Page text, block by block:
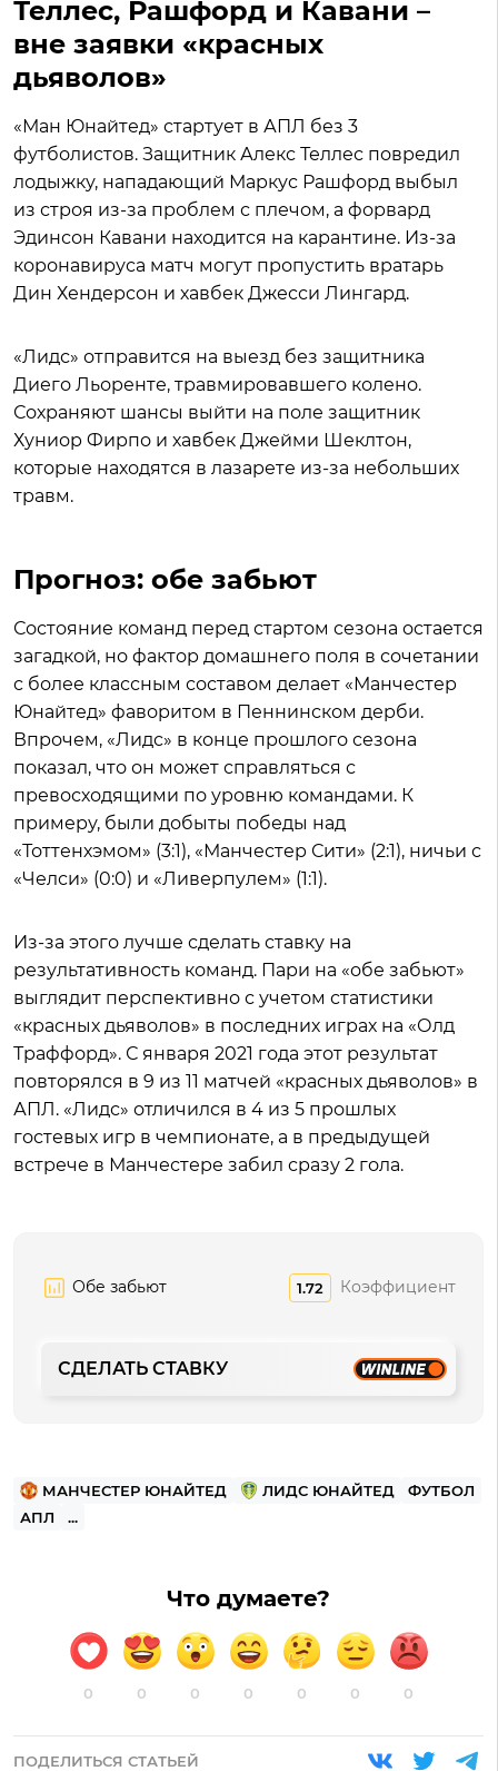
Теллес, Рашфорд и Кавани –
вне заявки «красных
дьяволов»
«Ман Юнайтед» стартует в АПЛ без 3
футболистов. Защитник Алекс Теллес повредил
лодыжку, нападающий Маркус Рашфорд выбыл
из строя из-за проблем с плечом, а форвард
Эдинсон Кавани находится на карантине. Из-за
коронавируса матч могут пропустить вратарь
Дин Хендерсон и хавбек Джесси Лингард.
«Лидс» отправится на выезд без защитника
Диего Льоренте, травмировавшего колено.
Сохраняют шансы выйти на поле защитник
Хуниор Фирпо и хавбек Джейми Шеклтон,
которые находятся в лазарете из-за небольших
травм.
Прогноз: обе забьют
Состояние команд перед стартом сезона остается
загадкой, но фактор домашнего поля в сочетании
с более классным составом делает «Манчестер
Юнайтед» фаворитом в Пеннинском дерби.
Впрочем, «Лидс» в конце прошлого сезона
показал, что он может справляться с
превосходящими по уровню командами. К
примеру, были добыты победы над
«Тоттенхэмом» (3:1), «Манчестер Сити» (2:1), ничьи с
«Челси» (0:0) и «Ливерпулем» (1:1).
Из-за этого лучше сделать ставку на
результативность команд. Пари на «обе забьют»
выглядит перспективно с учетом статистики
«красных дьяволов» в последних играх на «Олд
Траффорд». С января 2021 года этот результат
повторялся в 9 из 11 матчей «красных дьяволов» в
АПЛ. «Лидс» отличился в 4 из 5 прошлых
гостевых игр в чемпионате, а в предыдущей
встрече в Манчестере забил сразу 2 гола.
Обе забьют 1.72 Коэффициент
СДЕЛАТЬ СТАВКУ
МАНЧЕСТЕР ЮНАЙТЕД ЛИДС ЮНАЙТЕД
ФУТБОЛ
АПЛ
...
Что думаете?
0 0 0 0 0 0 0
ПОДЕЛИТЬСЯ СТАТЬЕЙ